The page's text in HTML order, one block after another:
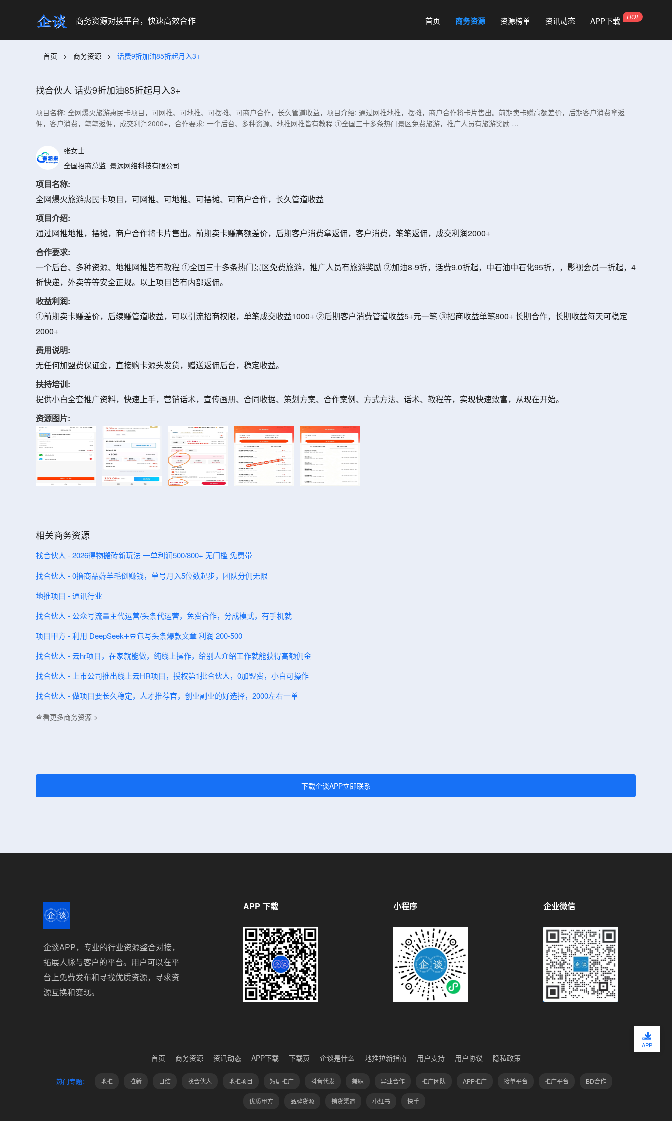
商务资源对接平台，快速高效合作 首页 商务资源 资源榜单 资讯动态 APP下载
首页 > 商务资源 > 话费9折加油85折起月入3+
找合伙人 话费9折加油85折起月入3+
项目名称: 全网爆火旅游惠民卡项目，可网推、可地推、可摆摊、可商户合作，长久管道收益，项目介绍: 通过网推地推，摆摊，商户合作将卡片售出。前期卖卡赚高额差价，后期客户消费拿返
佣，客户消费，笔笔返佣，成交利润2000+，合作要求: 一个后台、多种资源、地推网推皆有教程 ①全国三十多条热门景区免费旅游，推广人员有旅游奖励 …
张女士
全国招商总监 景远网络科技有限公司
项目名称:
全网爆火旅游惠民卡项目，可网推、可地推、可摆摊、可商户合作，长久管道收益
项目介绍:
通过网推地推，摆摊，商户合作将卡片售出。前期卖卡赚高额差价，后期客户消费拿返佣，客户消费，笔笔返佣，成交利润2000+
合作要求:
一个后台、多种资源、地推网推皆有教程 ①全国三十多条热门景区免费旅游，推广人员有旅游奖励 ②加油8-9折，话费9.0折起，中石油中石化95折，，影视会员一折起，4
折快递，外卖等等安全正规。以上项目皆有内部返佣。
收益利润:
①前期卖卡赚差价，后续赚管道收益，可以引流招商权限，单笔成交收益1000+ ②后期客户消费管道收益5+元一笔 ③招商收益单笔800+ 长期合作，长期收益每天可稳定
2000+
费用说明:
无任何加盟费保证金，直接购卡源头发货，赠送返佣后台，稳定收益。
扶持培训:
提供小白全套推广资料，快速上手，营销话术，宣传画册、合同收据、策划方案、合作案例、方式方法、话术、教程等，实现快速致富，从现在开始。
资源图片:
相关商务资源
找合伙人 - 2026得物搬砖新玩法 一单利润500/800+ 无门槛 免费带
找合伙人 - 0撸商品薅羊毛倒赚钱，单号月入5位数起步，团队分佣无限
地推项目 - 通讯行业
找合伙人 - 公众号流量主代运营/头条代运营，免费合作，分成模式，有手机就
项目甲方 - 利用 DeepSeek➕豆包写头条爆款文章 利润 200-500
找合伙人 - 云hr项目，在家就能做，纯线上操作，给别人介绍工作就能获得高额佣金
找合伙人 - 上市公司推出线上云HR项目，授权第1批合伙人，0加盟费，小白可操作
找合伙人 - 做项目要长久稳定，人才推荐官，创业副业的好选择，2000左右一单
查看更多商务资源 >
下载企谈APP立即联系
企谈APP，专业的行业资源整合对接，
拓展人脉与客户的平台。用户可以在平
台上免费发布和寻找优质资源，寻求资
源互换和变现。
APP 下载 小程序 企业微信
首页 商务资源 资讯动态 APP下载 下载页 企谈是什么 地推拉新指南 用户支持 用户协议 隐私政策
热门专题： 地推 拉新 日结 找合伙人 地推项目 短剧推广 抖音代发 兼职 异业合作 推广团队 APP推广 接单平台 推广平台 BD合作
优质甲方 品牌货源 销货渠道 小红书 快手
APP